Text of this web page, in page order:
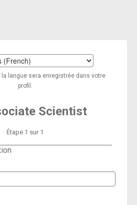
langue sera enregistrée dans votre
profil.
Scientist
Étape 1 sur 1